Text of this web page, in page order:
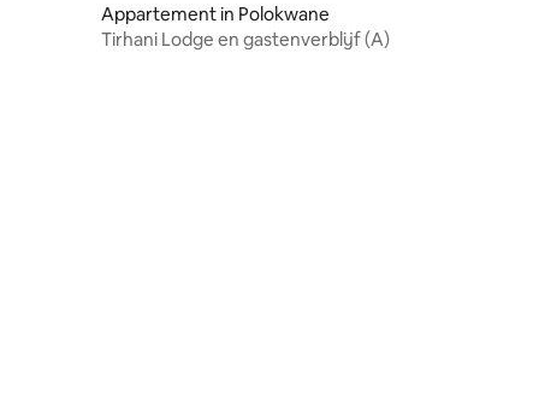
Appartement in Polokwane
Tirhani Lodge en gastenverblijf (A)